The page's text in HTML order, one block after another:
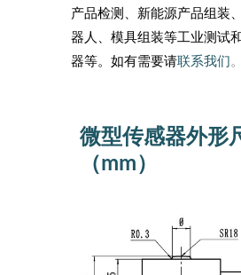
产品检测、新能源产品组装
器人、模具组装等工业测试
器等。如有需要请联系我们。
微型传感器外形
（mm）